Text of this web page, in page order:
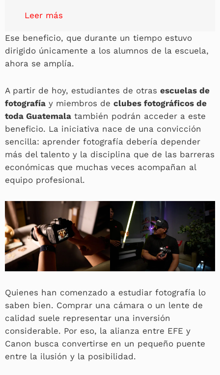
Leer más
Ese beneficio, que durante un tiempo estuvo
dirigido únicamente a los alumnos de la escuela,
ahora se amplía.
A partir de hoy, estudiantes de otras escuelas de
fotografía y miembros de clubes fotográficos de
toda Guatemala también podrán acceder a este
beneficio. La iniciativa nace de una convicción
sencilla: aprender fotografía debería depender
más del talento y la disciplina que de las barreras
económicas que muchas veces acompañan al
equipo profesional.
Quienes han comenzado a estudiar fotografía lo
saben bien. Comprar una cámara o un lente de
calidad suele representar una inversión
considerable. Por eso, la alianza entre EFE y
Canon busca convertirse en un pequeño puente
entre la ilusión y la posibilidad.